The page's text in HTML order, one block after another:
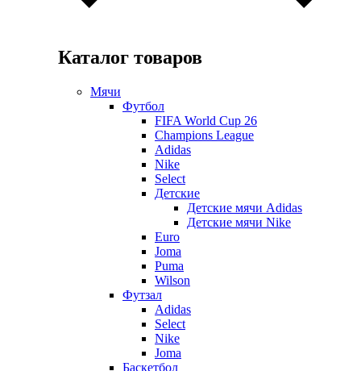
Каталог товаров
Мячи
Футбол
FIFA World Cup 26
Champions League
Adidas
Nike
Select
Детские
Детские мячи Adidas
Детские мячи Nike
Euro
Joma
Puma
Wilson
Футзал
Adidas
Select
Nike
Joma
Баскетбол